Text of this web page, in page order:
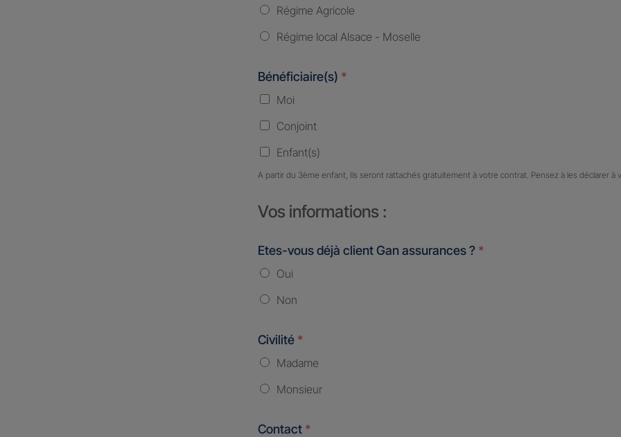
Régime Agricole
Régime local Alsace - Moselle
Bénéficiaire(s) *
Moi
Conjoint
Enfant(s)
A partir du 3ème enfant, Ils seront rattachés gratuitement à votre contrat. Pensez à les déclarer à
Vos informations :
Etes-vous déjà client Gan assurances ? *
Oui
Non
Civilité *
Madame
Monsieur
Contact *